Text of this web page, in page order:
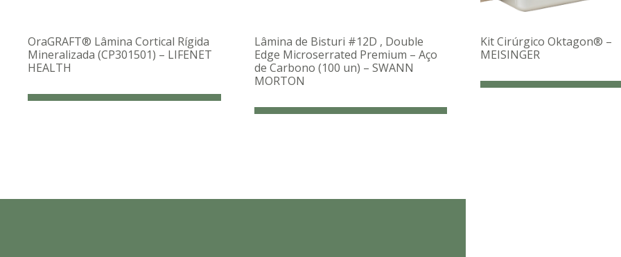
OraGRAFT® Lâmina Cortical Rígida
Mineralizada (CP301501) – LIFENET
HEALTH
Lâmina de Bisturi #12D , Double
Edge Microserrated Premium – Aço
de Carbono (100 un) – SWANN
MORTON
Kit Cirúrgico Oktagon® –
MEISINGER